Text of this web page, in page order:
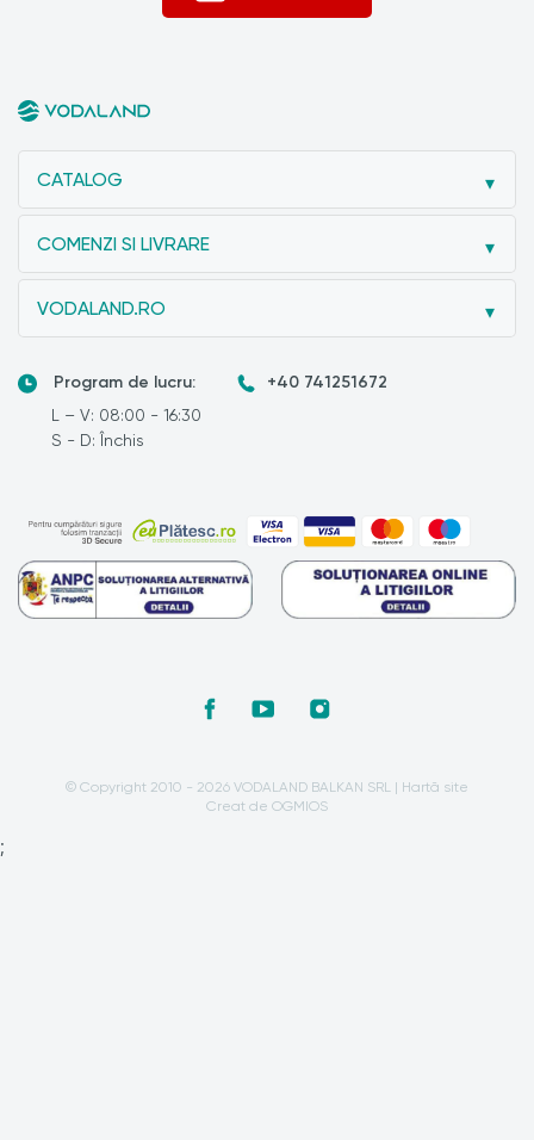
CATALOG
COMENZI SI LIVRARE
VODALAND.RO
Program de lucru:
L – V: 08:00 - 16:30
S - D: Închis
+40 741251672
© Copyright 2010 - 2026 VODALAND BALKAN SRL | Hartă site
Creat de OGMIOS
;